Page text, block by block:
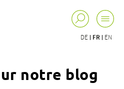
DE FR EN
notre blog